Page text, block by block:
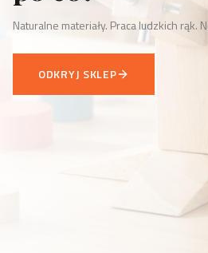
Naturalne materiały. Praca ludzkich rąk.